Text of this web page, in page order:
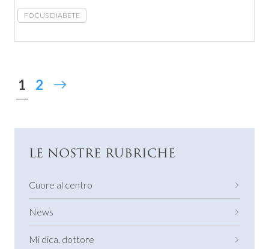
FOCUS DIABETE
1 2
LE NOSTRE RUBRICHE
Cuore al centro
News
Mi dica, dottore